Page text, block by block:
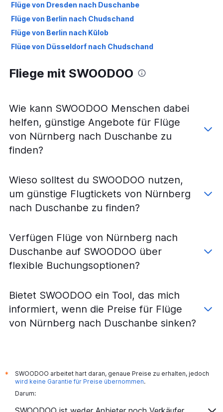
Flüge von Dresden nach Duschanbe
Flüge von Berlin nach Chudschand
Flüge von Berlin nach Kŭlob
Flüge von Düsseldorf nach Chudschand
Fliege mit SWOODOO
Wie kann SWOODOO Menschen dabei
helfen, günstige Angebote für Flüge
von Nürnberg nach Duschanbe zu
finden?
Wieso solltest du SWOODOO nutzen,
um günstige Flugtickets von Nürnberg
nach Duschanbe zu finden?
Verfügen Flüge von Nürnberg nach
Duschanbe auf SWOODOO über
flexible Buchungsoptionen?
Bietet SWOODOO ein Tool, das mich
informiert, wenn die Preise für Flüge
von Nürnberg nach Duschanbe sinken?
*
SWOODOO arbeitet hart daran, genaue Preise zu erhalten, jedoch
wird keine Garantie für Preise übernommen.
Darum: